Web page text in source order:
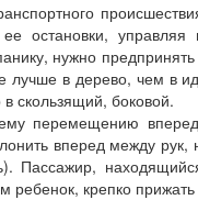
остановки,
нужно
лучше в дерево, чем в
скользящий, боковой.
перемещению
вперед между рук,
Пассажир,
ребенок, крепко